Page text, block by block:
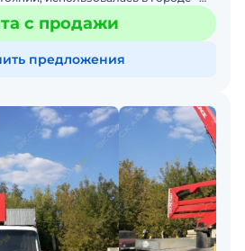
г. сделан ремонт гидравлик
с продажи
предложения